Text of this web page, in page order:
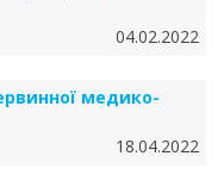
04.02.2022
медико-
18.04.2022